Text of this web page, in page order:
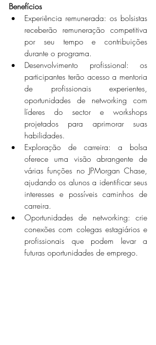
Benefícios
Experiência remunerada: os bolsistas
receberão remuneração competitiva
por seu tempo e contribuições
durante o programa.
Desenvolvimento profissional: os
participantes terão acesso a mentoria
de profissionais experientes,
oportunidades de networking com
líderes do sector e workshops
projetados para aprimorar suas
habilidades.
Exploração de carreira: a bolsa
oferece uma visão abrangente de
várias funções no JPMorgan Chase,
ajudando os alunos a identificar seus
interesses e possíveis caminhos de
carreira.
Oportunidades de networking: crie
conexões com colegas estagiários e
profissionais que podem levar a
futuras oportunidades de emprego.